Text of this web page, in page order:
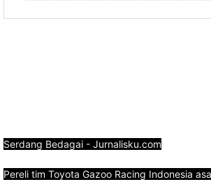
Serdang Bedagai - Jurnalisku.com
Pereli tim Toyota Gazoo Racing Indonesia